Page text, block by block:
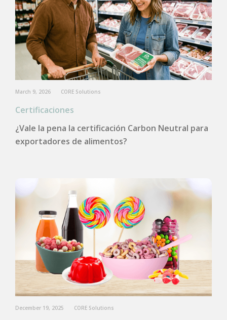
March 9, 2026 CORE Solutions
Certificaciones
¿Vale la pena la certificación Carbon Neutral para
exportadores de alimentos?
December 19, 2025 CORE Solutions